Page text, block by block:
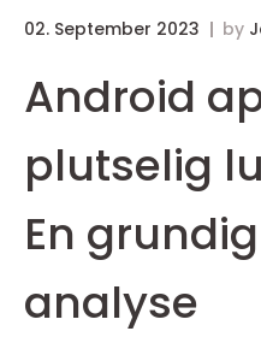
02. September 2023 by
Android
plutselig
En
analyse